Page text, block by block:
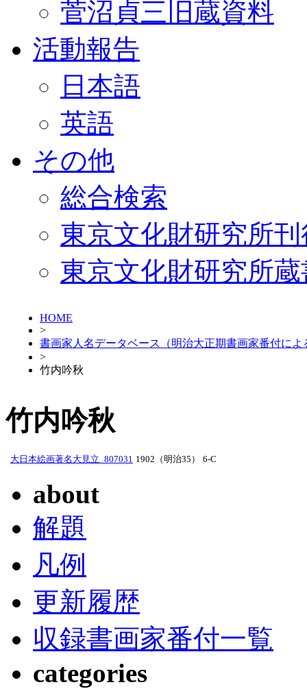
菅沼貞三旧蔵資料
活動報告
日本語
英語
その他
総合検索
東京文化財研究所
東京文化財研究所
HOME
>
書画家人名データベース（明治大正期書画家番付によ
>
竹内吟秋
竹内吟秋
大日本絵画著名大見立_807031 1902（明治35） 6-C
about
解題
凡例
更新履歴
収録書画家番付一覧
categories